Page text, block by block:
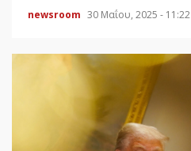
newsroom 30 Μαΐου, 2025 - 11:22